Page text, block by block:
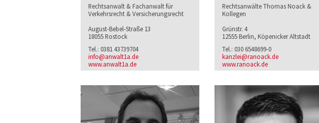
Rechtsanwalt & Fachanwalt für
Verkehrsrecht & Versicherungsrecht
August-Bebel-Straße 13
18055 Rostock
Tel.: 0381 43739704
info@anwalt1a.de
www.anwalt1a.de
Rechtsanwälte Thomas Noack &
Kollegen
Grünstr. 4
12555 Berlin, Köpenicker Altstadt
Tel.: 030 6548699-0
kanzlei@ranoack.de
www.ranoack.de